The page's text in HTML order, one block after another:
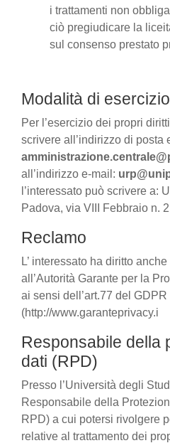
i trattamenti non
ciò pregiudicare la
sul consenso prestato
Modalità di
Per l’esercizio dei propri
scrivere all’indirizzo di posta
all’indirizzo e-mail:
l’interessato può scrivere a:
Padova, via VIII Febbraio n.
Reclamo
L’ interessato ha diritto
all’Autorità Garante per la
ai sensi dell’art.77 del GDPR
(http://www.garanteprivacy.i
Responsabile della
dati (RPD)
Presso l’Università degli
Responsabile della
RPD) a cui potersi rivolgere
relative al trattamento dei